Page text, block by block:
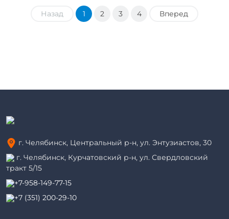
Назад 1 2 3 4 Вперед
г. Челябинск, Центральный р-н, ул. Энтузиастов, 30
г. Челябинск, Курчатовский р-н, ул. Свердловский
тракт 5/15
+7-958-149-77-15
+7 (351) 200-29-10